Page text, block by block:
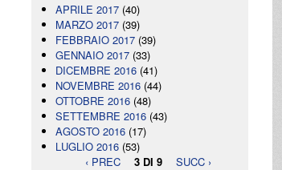
APRILE 2017 (40)
MARZO 2017 (39)
FEBBRAIO 2017 (39)
GENNAIO 2017 (33)
DICEMBRE 2016 (41)
NOVEMBRE 2016 (44)
OTTOBRE 2016 (48)
SETTEMBRE 2016 (43)
AGOSTO 2016 (17)
LUGLIO 2016 (53)
‹ PREC
3 DI 9 SUCC ›